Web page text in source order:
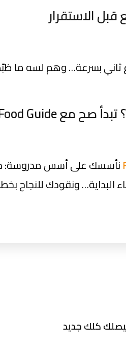
ثاني بسرعة… وهم لسه ما
نأسسك على أسس مدروسة:
البداية… ونقودك للنجاح
كلك جديد